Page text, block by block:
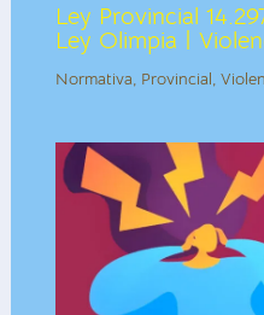
Ley Provincial
Ley Olimpia |
Normativa, Provincial,